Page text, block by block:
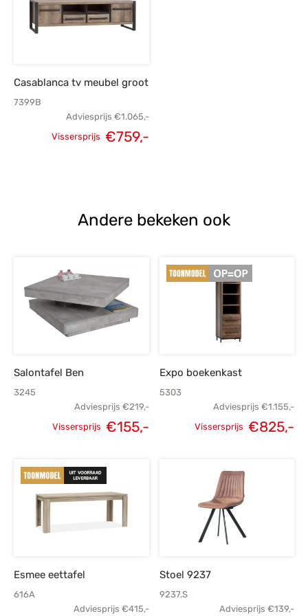
Casablanca tv meubel groot
7399B
Adviesprijs €1.065,-
Vissersprijs €759,-
Andere bekeken ook
Salontafel Ben
3245
Adviesprijs €219,-
prijs was:
€219,-.
Vissersprijs €155,-
Expo boekenkast
5303
Adviesprijs €1.155,-
€1.155,-.
Vissersprijs €825,-
Esmee eettafel
616A
Adviesprijs €415,-
Stoel 9237
9237.S
Adviesprijs €139,-